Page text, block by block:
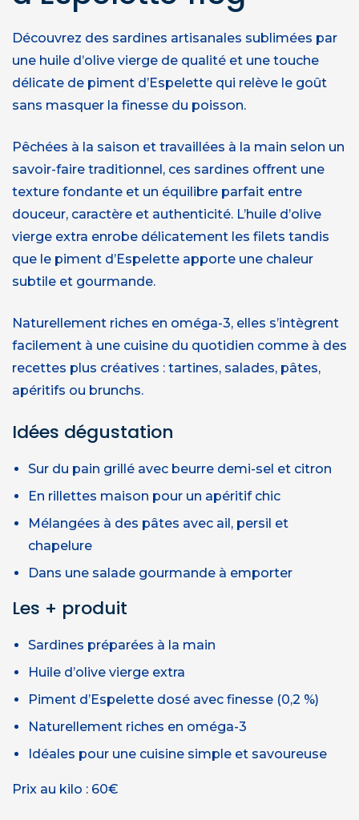
Découvrez des sardines artisanales sublimées par
une huile d’olive vierge de qualité et une touche
délicate de piment d’Espelette qui relève le goût
sans masquer la finesse du poisson.
Pêchées à la saison et travaillées à la main selon un
savoir-faire traditionnel, ces sardines offrent une
texture fondante et un équilibre parfait entre
douceur, caractère et authenticité. L’huile d’olive
vierge extra enrobe délicatement les filets tandis
que le piment d’Espelette apporte une chaleur
subtile et gourmande.
Naturellement riches en oméga-3, elles s’intègrent
facilement à une cuisine du quotidien comme à des
recettes plus créatives : tartines, salades, pâtes,
apéritifs ou brunchs.
Idées dégustation
Sur du pain grillé avec beurre demi-sel et citron
En rillettes maison pour un apéritif chic
Mélangées à des pâtes avec ail, persil et
chapelure
Dans une salade gourmande à emporter
Les + produit
Sardines préparées à la main
Huile d’olive vierge extra
Piment d’Espelette dosé avec finesse (0,2 %)
Naturellement riches en oméga-3
Idéales pour une cuisine simple et savoureuse
Prix au kilo : 60€